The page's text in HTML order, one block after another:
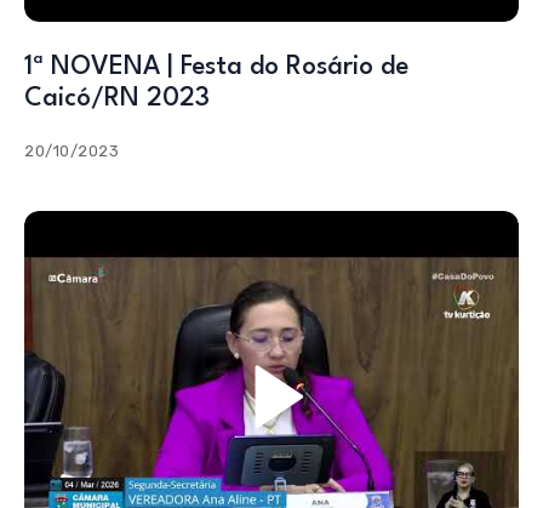
1ª NOVENA | Festa do Rosário de
Caicó/RN 2023
20/10/2023